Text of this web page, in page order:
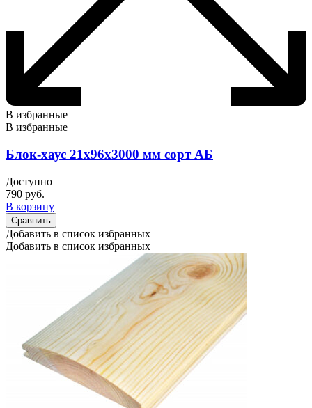
В избранные
В избранные
Блок-хаус 21х96х3000 мм сорт АБ
Доступно
790 руб.
В корзину
Сравнить
Добавить в список избранных
Добавить в список избранных